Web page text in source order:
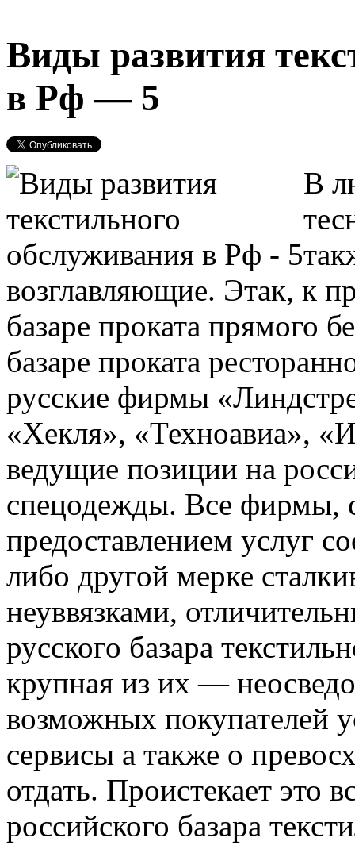
Виды развития
в Рф — 5
В
возглавляющие. Этак, к
базаре проката прямого
базаре проката
русские фирмы
«Хекля», «Техноавиа»,
ведущие позиции на
спецодежды. Все фирмы,
предоставлением услуг
либо другой мерке
неуввязками,
русского базара
крупная из их —
возможных покупателей
сервисы а также о
отдать. Проистекает это
российского базара